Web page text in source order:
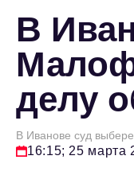
В
делу
В Иванове суд
16:15; 25 марта